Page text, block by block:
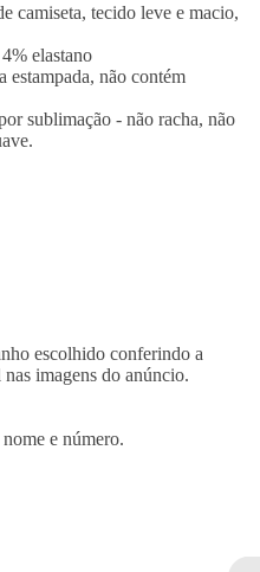
camiseta, tecido leve e macio,
elastano
estampada, não contém
sublimação - não racha, não
escolhido conferindo a
imagens do anúncio.
nome e número.